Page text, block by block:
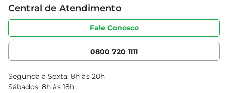
Sobre privacidade
Portal do fornecedor
Cencosud Media
Produtos Bretas
Código de ética
Serviços
Clube Bretas
Blog Bretas
Black Friday
Central de Atendimento
Fale Conosco
0800 720 1111
Segunda à Sexta: 8h às 20h
Sábados: 8h às 18h